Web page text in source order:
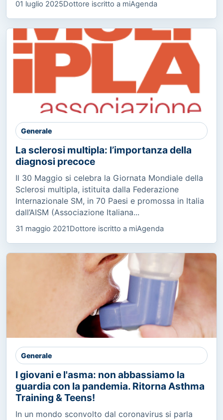
01 luglio 2025Dottore iscritto a miAgenda
Generale
La sclerosi multipla: l’importanza della
diagnosi precoce
Il 30 Maggio si celebra la Giornata Mondiale della
Sclerosi multipla, istituita dalla Federazione
Internazionale SM, in 70 Paesi e promossa in Italia
dall’AISM (Associazione Italiana...
31 maggio 2021Dottore iscritto a miAgenda
Generale
I giovani e l'asma: non abbassiamo la
guardia con la pandemia. Ritorna Asthma
Training & Teens!
In un mondo sconvolto dal coronavirus si parla